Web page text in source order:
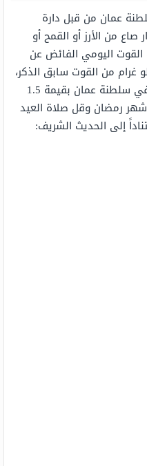
عمان من قبل دارة
صاع من الأرز أو القمح أو
القوت اليومي الفائض عن
وهو ما يعادل 3 كيلو غرام من القوت سابق الذكر،
كما حددت قيمة زكاة الفطر نقدا في سلطنة عمان بقيمة 1.5
رمضان وقل صلاة العيد
إلى الحديث الشريف: